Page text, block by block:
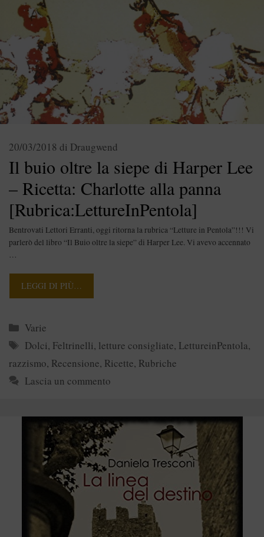
Il buio oltre la siepe di Harper Lee
– Ricetta: Charlotte alla panna
[Rubrica:LettureInPentola]
20/03/2018 di Draugwend
Bentrovati Lettori Erranti, oggi ritorna la rubrica “Letture in Pentola”!!! Vi
parlerò del libro “Il Buio oltre la siepe” di Harper Lee. Vi avevo accennato
…
LEGGI DI PIÙ…
Categorie
Varie
Tag
Dolci, Feltrinelli, letture consigliate, LettureinPentola,
razzismo, Recensione, Ricette, Rubriche
Lascia un commento